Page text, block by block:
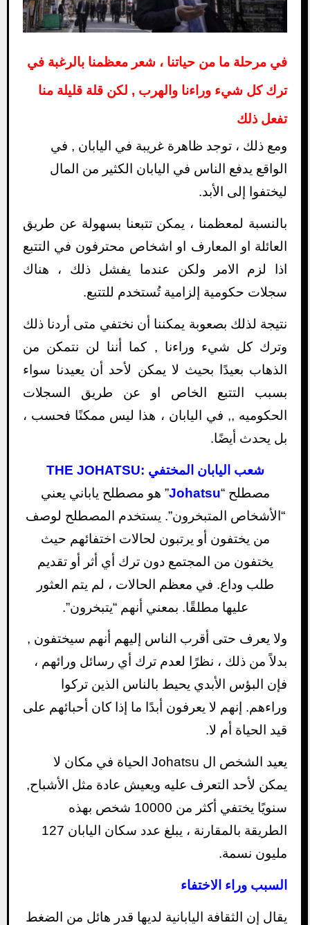
في مرحلة ما من حياتنا ، شعر معظمنا بالرغبة في
ترك كل شيء وراءنا والهرب , لكن قلة قليلة منا
تفعل ذلك
ومع ذلك ، توجد ظاهرة غريبة في اليابان , في
الواقع يدفع الناس في اليابان الكثير من المال
ليختفوا إلى الأبد.
بالنسبة لمعظمنا ، يمكن تتبعنا بسهولة عن طريق
العائلة او المعارف او اشخاص محترفون في التتبع
اذا لزم الامر ولكن عندما يفشل ذلك ، هناك
سجلات حكومية إلزامية تُستخدم للتتبع.
نتيجة لذلك بصعوبة يمكننا أن نختفي متى أردنا ذلك
وترك كل شيء وراءنا , كما أننا لن نتمكن من
الذهاب بعيدًا بحيث لا يمكن لأحد أن يعيدنا سواء
بسبب التتبع الخاص او عن طريق السجلات
الحكوميه ,, في اليابان ، هذا ليس ممكنًا فحسب ،
بل يحدث أيضًا.
THE JOHATSU: شعب اليابان المختفي
مصطلح “Johatsu” هو مصطلح ياباني يعني
“الأشخاص المتبخرون”. يستخدم المصطلح لوصف
من يختفون أو يرتبون لحالات اختفائهم حيث
يختفون من المجتمع دون ترك أي أثر أو تقديم
طلب وداع. في معظم الحالات ، لم يتم العثور
عليها مطلقًا. بمعني أنهم “يتبخرون”.
ولا يعرف حتى أقرب الناس إليهم أنهم سيختفون ,
بدلاً من ذلك ، نظرًا لعدم ترك أي رسائل ورائهم ،
فإن البؤس الأبدي يحيط بالناس الذين تركوا
وراءهم. إنهم لا يعرفون أبدًا ما إذا كان أحبائهم على
قيد الحياة أم لا.
يعيد الشخص ال Johatsu الحياة في مكان لا
يمكن لأحد التعرف عليه ويعيش عادة مثل الأشباح,
سنويًا يختفي أكثر من 10000 شخص بهذه
الطريقة بالمقارنة ، يبلغ عدد سكان اليابان 127
مليون نسمة.
السبب وراء الاختفاء
يقال إن الثقافة اليابانية لديها قدر هائل من الضغط